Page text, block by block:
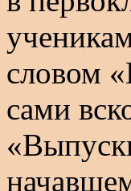
словом
сами